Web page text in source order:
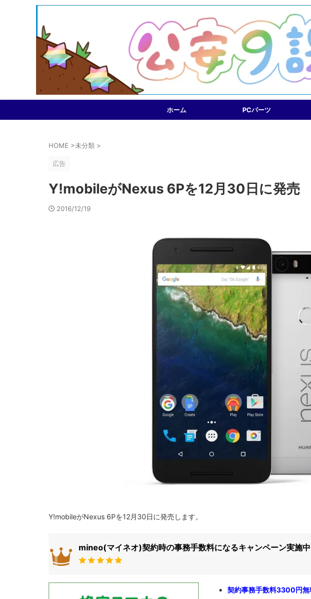
ホーム PCパーツ
HOME >未分類 >
広告
Y!mobileがNexus 6Pを12月30日に発売
2016/12/19
Y!mobileがNexus 6Pを12月30日に発売します。
mineo(マイネオ)契約時の事務手数料になるキャンペーン実施中
契約事務手数料3300円無